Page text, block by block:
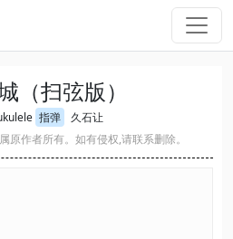
（扫弦版）
指弹
久石让
原作者所有。如有侵权,请联系删除。